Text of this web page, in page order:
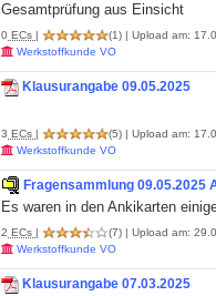
Gesamtprüfung aus Einsicht
0 ECs | (1) | Upload am:
Werkstoffkunde VO
Klausurangabe 09.05.2025
3 ECs | (5) | Upload am:
Werkstoffkunde VO
Fragensammlung 09.05.2025
Es waren in den Ankikarten
2 ECs | (7) | Upload am:
Werkstoffkunde VO
Klausurangabe 07.03.2025